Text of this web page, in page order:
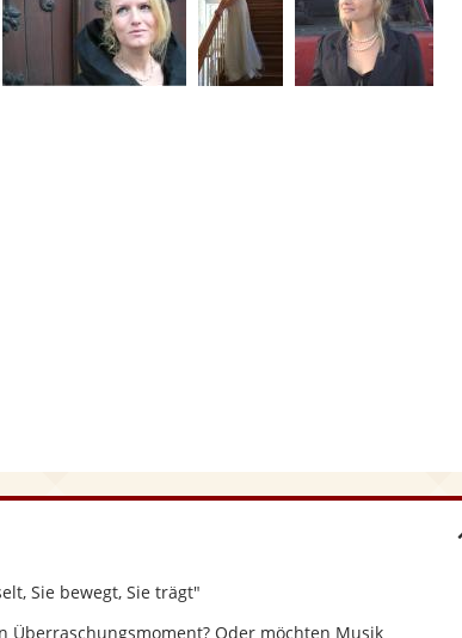
Sie bewegt, Sie trägt"
Oder möchten Musik